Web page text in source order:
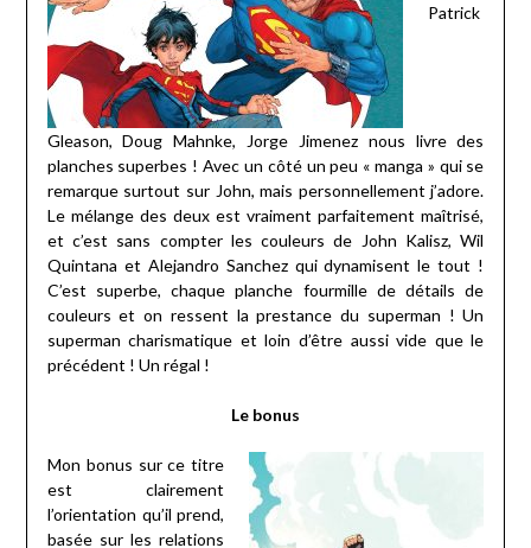
Patrick
Gleason, Doug Mahnke, Jorge Jimenez nous livre des
planches superbes ! Avec un côté un peu « manga » qui se
remarque surtout sur John, mais personnellement j’adore.
Le mélange des deux est vraiment parfaitement maîtrisé,
et c’est sans compter les couleurs de John Kalisz, Wil
Quintana et Alejandro Sanchez qui dynamisent le tout !
C’est superbe, chaque planche fourmille de détails de
couleurs et on ressent la prestance du superman ! Un
superman charismatique et loin d’être aussi vide que le
précédent ! Un régal !
Le bonus
Mon bonus sur ce titre
est clairement
l’orientation qu’il prend,
basée sur les relations